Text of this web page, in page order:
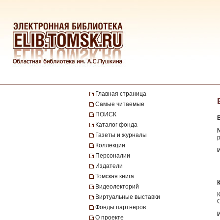
Главная страница
Самые читаемые
ПОИСК
Каталог фонда
Газеты и журналы
Коллекции
Персоналии
Издатели
Томская книга
Видеолекторий
Виртуальные выставки
Фонды партнеров
О проекте